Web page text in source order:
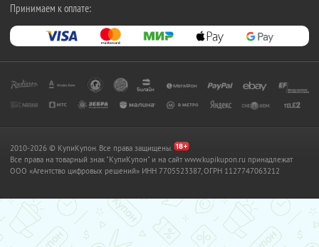
Принимаем к оплате:
2010-2026 © КупиКупон. Все права защищены.
Все права на товарный знак "КупиКупон" и на сайт www.kupikupon.ru принадлежат
OOO «Агентство цифровых решений» ИНН 7705523387, ОГРН 1127747063212